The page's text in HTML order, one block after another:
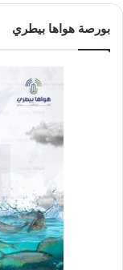
بورصة هواها بيطري